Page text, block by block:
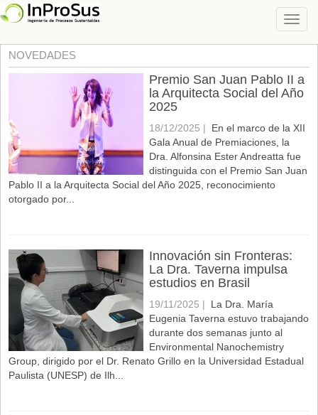
NOVEDADES
Premio San Juan Pablo II a
la Arquitecta Social del Año
2025
18/12/2025 |
En el marco de la XII
Gala Anual de Premiaciones, la
Dra. Alfonsina Ester Andreatta fue
distinguida con el Premio San Juan
Pablo II a la Arquitecta Social del Año 2025, reconocimiento
otorgado por...
Innovación sin Fronteras:
La Dra. Taverna impulsa
estudios en Brasil
19/11/2025 |
La Dra. María
Eugenia Taverna estuvo trabajando
durante dos semanas junto al
Environmental Nanochemistry
Group, dirigido por el Dr. Renato Grillo en la Universidad Estadual
Paulista (UNESP) de Ilh...